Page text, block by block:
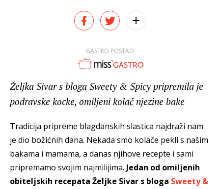
GASTRO POSTAO
Željka Sivar s bloga Sweety & Spicy pripremila je
podravske kocke, omiljeni kolač njezine bake
Tradicija pripreme blagdanskih slastica najdraži nam
je dio božićnih dana. Nekada smo kolače pekli s našim
bakama i mamama, a danas njihove recepte i sami
pripremamo svojim najmilijima. Jedan od omiljenih
obiteljskih recepata Željke Sivar s bloga Sweety &